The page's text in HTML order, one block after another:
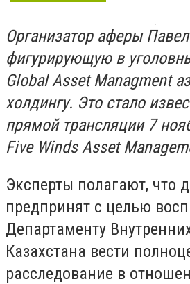
Организатор аферы
фигурирующую в
Global Asset Managment
холдингу. Это стало
прямой трансляции 7
Five Winds Asset
Эксперты полагают, что
предпринят с целью
Департаменту
Казахстана вести
расследование в